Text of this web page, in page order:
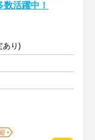
数活躍中！
あり)